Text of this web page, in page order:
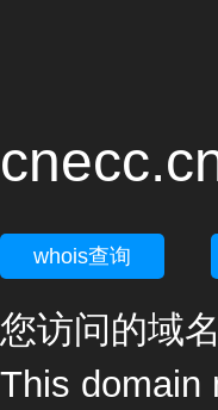
whois查询
您访问的域
This domain